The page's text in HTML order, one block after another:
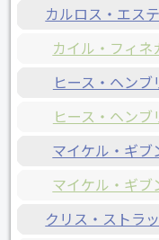
カルロス・エス
カイル・フィネ
ヒース・ヘンブ
ヒース・ヘンブ
マイケル・ギブ
マイケル・ギブ
クリス・ストラ